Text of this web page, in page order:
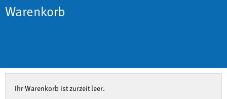
Warenkorb
Ihr Warenkorb ist zurzeit leer.